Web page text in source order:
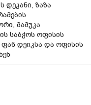
დეკანი, ზაზა
მამუკა
საბჭოს ოფისის
დეიკსა და ოფისის